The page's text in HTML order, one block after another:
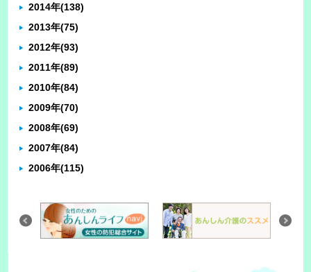
2014年(138)
2013年(75)
2012年(93)
2011年(89)
2010年(84)
2009年(70)
2008年(69)
2007年(84)
2006年(115)